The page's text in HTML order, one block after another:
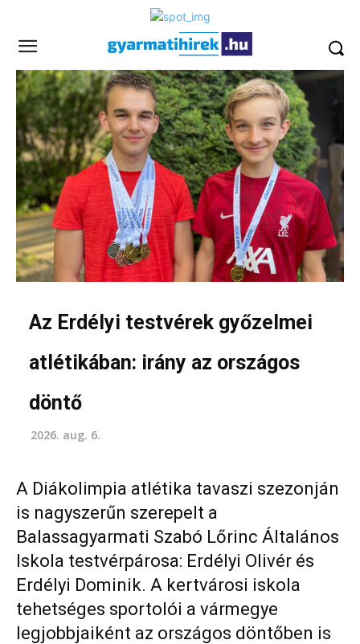
Az Erdélyi testvérek győzelmei
atlétikában: irány az országos
döntő
2026. aug. 6.
A Diákolimpia atlétika tavaszi szezonján
is nagyszerűn szerepelt a
Balassagyarmati Szabó Lőrinc Általános
Iskola testvérpárosa: Erdélyi Olivér és
Erdélyi Dominik. A kertvárosi iskola
tehetséges sportolói a vármegye
legjobbjaiként az országos döntőben is